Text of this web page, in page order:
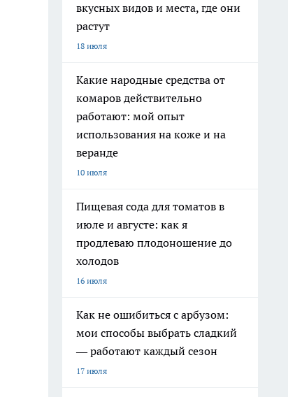
вкусных видов и места, где они
растут
18 июля
Какие народные средства от
комаров действительно
работают: мой опыт
использования на коже и на
веранде
10 июля
Пищевая сода для томатов в
июле и августе: как я
продлеваю плодоношение до
холодов
16 июля
Как не ошибиться с арбузом:
мои способы выбрать сладкий
— работают каждый сезон
17 июля